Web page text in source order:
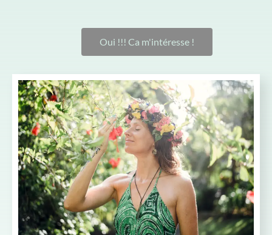
Oui !!! Ca m'intéresse !